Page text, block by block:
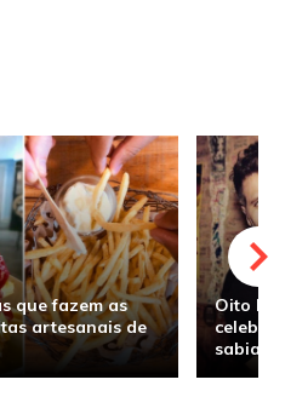
que fazem as
artesanais de
Oito
sabia